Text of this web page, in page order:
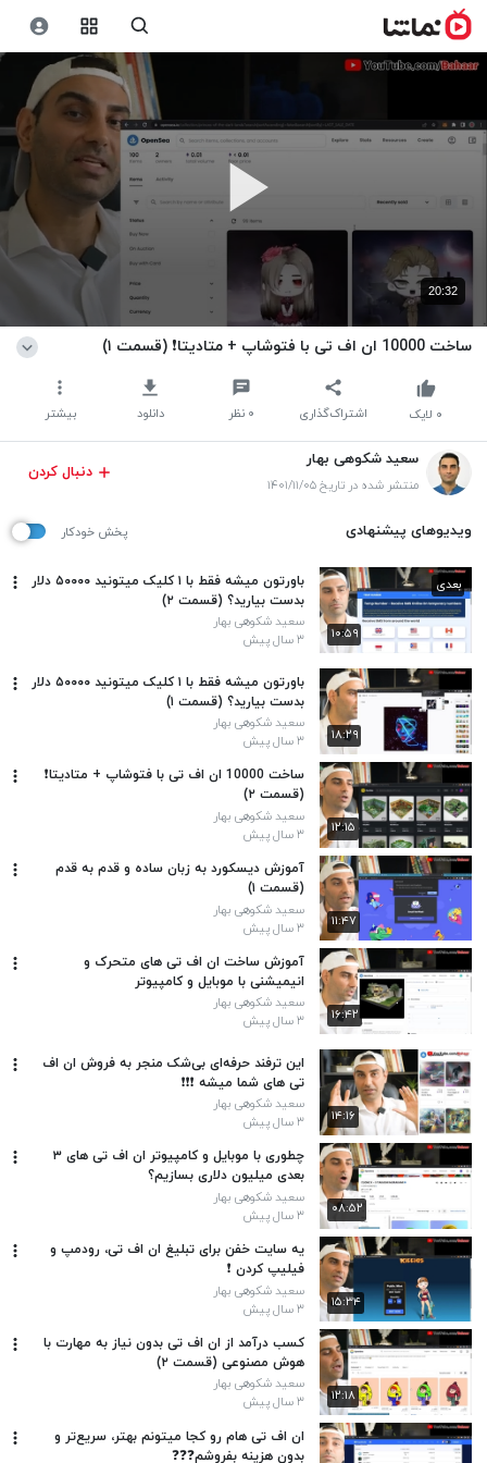
20:32
ساخت 10000 ان اف تی با فتوشاپ + متادیتا❗️ (قسمت ۱)
اشتراک‌گذاری ۰ نظر دانلود بیشتر ۰ لایک
سعید شکوهی بهار
منتشر شده در تاریخ ۱۴۰۱/۱۱/۰۵
دنبال کردن
ویدیوهای پیشنهادی پخش خودکار
۱۰:۵۹
بعدی
باورتون میشه فقط با ۱ کلیک میتونید ۵۰۰۰۰ دلار
بدست بیارید؟ (قسمت ۲)
سعید شکوهی بهار
۳ سال پیش
۱۸:۲۹
باورتون میشه فقط با ۱ کلیک میتونید ۵۰۰۰۰ دلار
بدست بیارید؟ (قسمت ۱)
سعید شکوهی بهار
۳ سال پیش
۱۲:۱۵
ساخت 10000 ان اف تی با فتوشاپ + متادیتا❗️
(قسمت ۲)
سعید شکوهی بهار
۳ سال پیش
۱۱:۴۷
آموزش دیسکورد به زبان ساده و قدم به قدم
(قسمت ۱)
سعید شکوهی بهار
۳ سال پیش
۱۶:۴۲
آموزش ساخت ان اف تی های متحرک و
انیمیشنی با موبایل و کامپیوتر
سعید شکوهی بهار
۳ سال پیش
۱۴:۱۶
این ترفند حرفه‌ای بی‌شک منجر به فروش ان اف
تی های شما میشه ❗️❗️❗️
سعید شکوهی بهار
۳ سال پیش
۰۸:۵۲
چطوری با موبایل و کامپیوتر ان اف تی های ۳
بعدی میلیون دلاری بسازیم؟
سعید شکوهی بهار
۳ سال پیش
۱۵:۳۴
یه سایت خفن برای تبلیغ ان اف تی، رودمپ و
فیلیپ کردن ❗️
سعید شکوهی بهار
۳ سال پیش
۱۲:۱۸
کسب درآمد از ان اف تی بدون نیاز به مهارت با
هوش مصنوعی (قسمت ۲)
سعید شکوهی بهار
۳ سال پیش
ان اف تی هام رو کجا میتونم بهتر، سریع‌تر و
بدون هزینه بفروشم❓❓❓